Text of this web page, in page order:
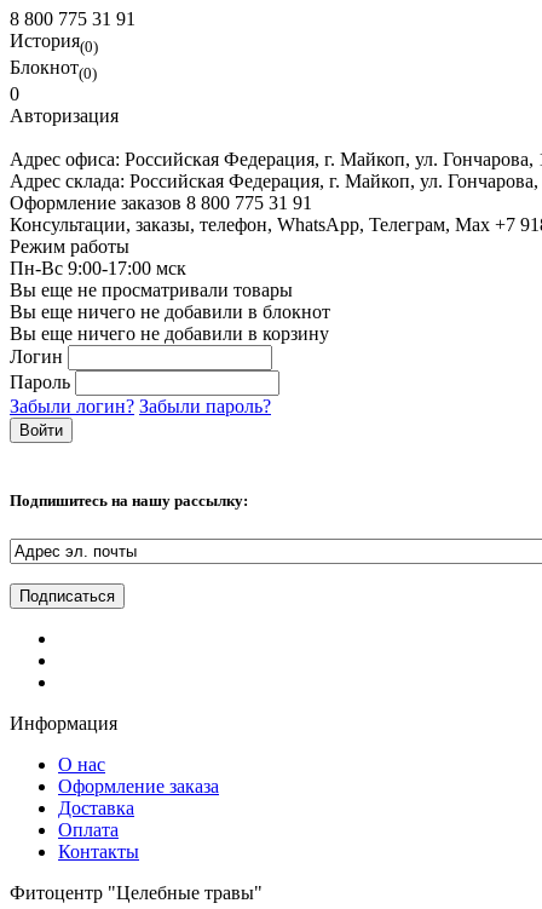
8 800 775 31 91
История(0)
Блокнот(0)
0
Авторизация
Адрес офиса: Российская Федерация, г. Майкоп, ул. Гончарова,
Адрес склада: Российская Федерация, г. Майкоп, ул.
Оформление заказов 8 800 775 31 91
Консультации, заказы, телефон, WhatsApp, Телеграм, Мах +7
Режим работы
Пн-Вс 9:00-17:00 мск
Вы еще не просматривали товары
Вы еще ничего не добавили в блокнот
Вы еще ничего не добавили в корзину
Логин
Пароль
Забыли логин? Забыли пароль?
Подпишитесь на нашу рассылку:
Информация
О нас
Оформление заказа
Доставка
Оплата
Контакты
Фитоцентр "Целебные травы"